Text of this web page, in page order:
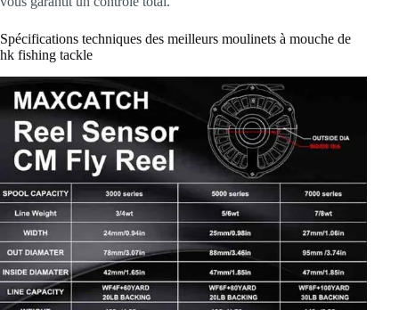
Spécifications techniques des meilleurs moulinets à mouche de
hk fishing tackle